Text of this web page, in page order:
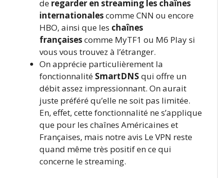
de regarder en streaming les chaînes
internationalescomme CNN ou encore
HBO, ainsi que les chaînes
françaisescomme MyTF1 ou M6 Play si
vous vous trouvez à l’étranger.
On apprécie particulièrement la
fonctionnalité SmartDNS qui offre un
débit assez impressionnant. On aurait
juste préféré qu’elle ne soit pas limitée.
En, effet, cette fonctionnalité ne s’applique
que pour les chaînes Américaines et
Françaises, mais notre avis Le VPN reste
quand même très positif en ce qui
concerne le streaming.